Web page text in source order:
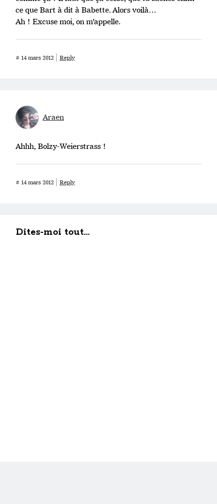
ce que Bart à dit à Babette. Alors voilà…
Ah ! Excuse moi, on m’appelle.
# 14 mars 2012 Reply
Araen
Ahhh, Bolzy-Weierstrass !
# 14 mars 2012 Reply
Dites-moi tout...